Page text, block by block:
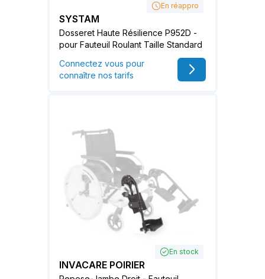
En réappro
SYSTAM
Dosseret Haute Résilience P952D -
pour Fauteuil Roulant Taille Standard
Connectez vous pour
connaître nos tarifs
En stock
INVACARE POIRIER